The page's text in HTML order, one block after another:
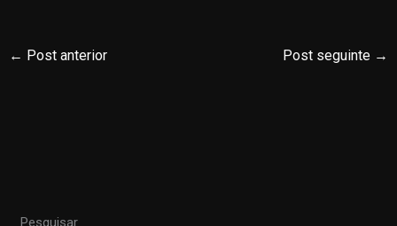
← Post anterior Post seguinte →
Pesquisar